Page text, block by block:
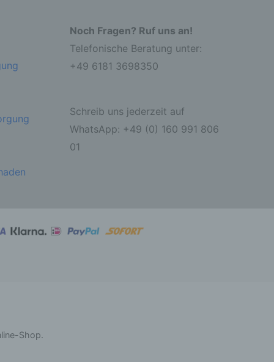
Noch Fragen? Ruf uns an!
Telefonische Beratung unter:
+49 6181 3698350
Schreib uns jederzeit auf
WhatsApp: +49 (0) 160 991 806
01
Shop.